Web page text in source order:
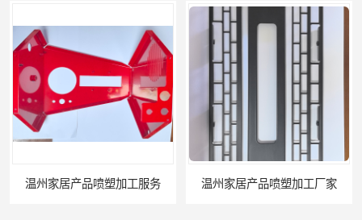
温州家居产品喷塑加工厂家 台州五金件加工